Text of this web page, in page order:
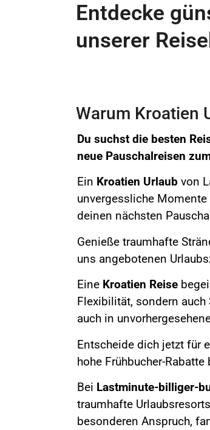
Entdecke
unserer
Warum Kroatien
Du suchst die besten
neue Pauschalreisen
Ein Kroatien Urlaub von
unvergessliche
deinen nächsten
Genieße traumhafte
uns angebotenen
Eine Kroatien Reise
Flexibilität, sondern
auch in
Entscheide dich jetzt für
hohe Frühbucher-
Bei Lastminute-billiger-
traumhafte
besonderen Anspruch,